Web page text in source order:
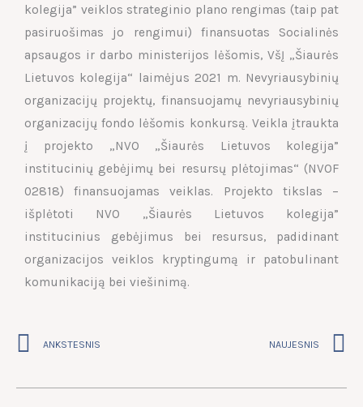
kolegija” veiklos strateginio plano rengimas (taip pat
pasiruošimas jo rengimui) finansuotas Socialinės
apsaugos ir darbo ministerijos lėšomis, VšĮ „Šiaurės
Lietuvos kolegija“ laimėjus 2021 m. Nevyriausybinių
organizacijų projektų, finansuojamų nevyriausybinių
organizacijų fondo lėšomis konkursą. Veikla įtraukta
į projekto „NVO „Šiaurės Lietuvos kolegija”
institucinių gebėjimų bei resursų plėtojimas“ (NVOF
02818) finansuojamas veiklas. Projekto tikslas –
išplėtoti NVO „Šiaurės Lietuvos kolegija”
institucinius gebėjimus bei resursus, padidinant
organizacijos veiklos kryptingumą ir patobulinant
komunikaciją bei viešinimą.
Prev
ANKSTESNIS NAUJESNIS